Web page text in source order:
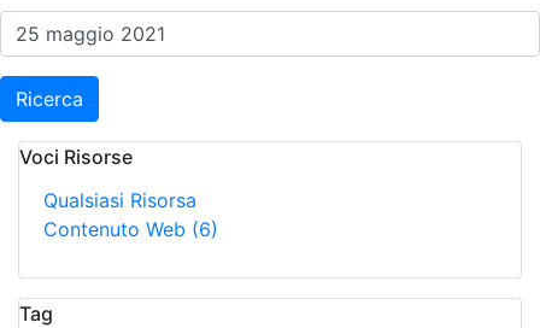
Ricerca
Voci Risorse
Qualsiasi Risorsa
Contenuto Web (6)
Tag